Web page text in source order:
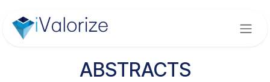
ABSTRACTS